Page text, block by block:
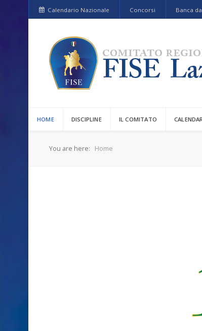
Calendario Nazionale Concorsi Banca
HOME DISCIPLINE IL COMITATO
You are here: Home